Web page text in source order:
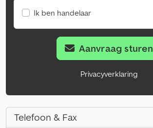
Ik ben handelaar
Aanvraag sturen
Privacyverklaring
Telefoon & Fax